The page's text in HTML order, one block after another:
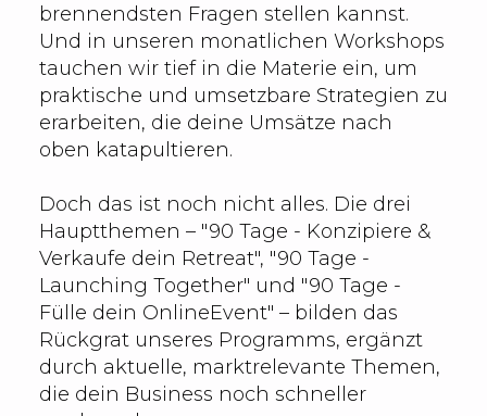
brennendsten Fragen stellen kannst.
Und in unseren monatlichen Workshops
tauchen wir tief in die Materie ein, um
praktische und umsetzbare Strategien zu
erarbeiten, die deine Umsätze nach
oben katapultieren.
Doch das ist noch nicht alles. Die drei
Hauptthemen – "90 Tage - Konzipiere &
Verkaufe dein Retreat", "90 Tage -
Launching Together" und "90 Tage -
Fülle dein OnlineEvent" – bilden das
Rückgrat unseres Programms, ergänzt
durch aktuelle, marktrelevante Themen,
die dein Business noch schneller